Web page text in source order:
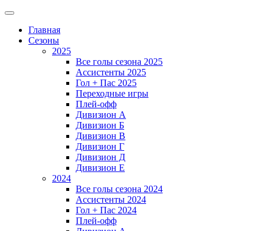
Главная
Сезоны
2025
Все голы сезона 2025
Ассистенты 2025
Гол + Пас 2025
Переходные игры
Плей-офф
Дивизион A
Дивизион Б
Дивизион В
Дивизион Г
Дивизион Д
Дивизион Е
2024
Все голы сезона 2024
Ассистенты 2024
Гол + Пас 2024
Плей-офф